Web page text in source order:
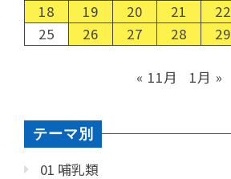
18
19 20 21 22
25
26 27 28 29
« 11月 1月 »
テーマ別
01 哺乳類